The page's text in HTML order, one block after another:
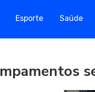
Esporte Saúde